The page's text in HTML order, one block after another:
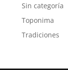
Sin categoría
Toponima
Tradiciones